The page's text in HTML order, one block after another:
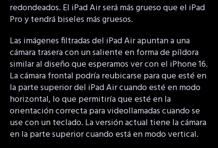
redondeados. El iPad Air será más grueso que el iPad
Pro y tendrá biseles más gruesos.
Las imágenes filtradas del iPad Air apuntan a una
cámara trasera con un saliente en forma de píldora
similar al diseño que esperamos ver con el iPhone 16.
La cámara frontal podría reubicarse para que esté en
la parte superior del iPad Air cuando esté en modo
horizontal, lo que permitiría que esté en la
orientación correcta para videollamadas cuando se
use con un teclado. La versión actual tiene la cámara
en la parte superior cuando está en modo vertical.